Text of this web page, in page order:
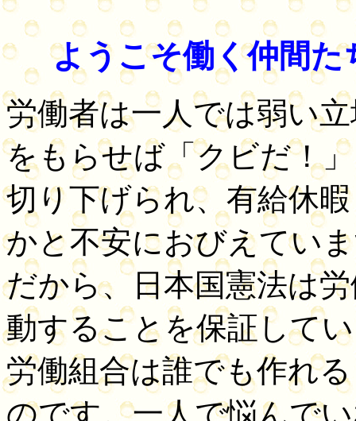
ようこそ働く仲間
労働者は一人では弱い
をもらせば「クビだ！
切り下げられ、有給休
かと不安におびえてい
だから、日本国憲法は
動することを保証して
労働組合は誰でも作れ
のです。一人で悩んで